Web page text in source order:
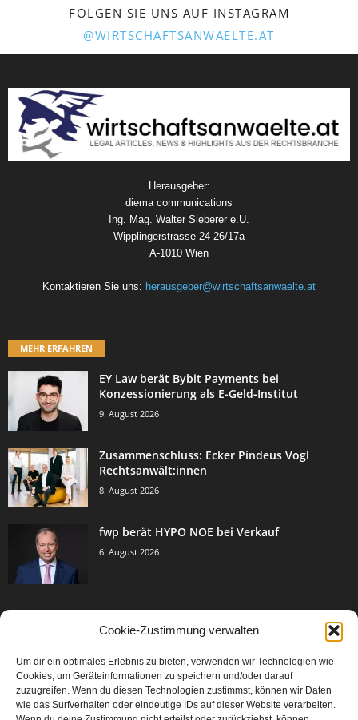
Cookie-Zustimmung verwalten
Um dir ein optimales Erlebnis zu bieten, verwenden wir Technologien wie
Cookies, um Geräteinformationen zu speichern und/oder darauf
zuzugreifen. Wenn du diesen Technologien zustimmst, können wir Daten
wie das Surfverhalten oder eindeutige IDs auf dieser Website verarbeiten.
FOLGEN SIE UNS AUF INSTAGRAM
@WIRTSCHAFTSANWAELTE.AT
Herausgeber:
diema communications
Ing. Mag. Walter Sieberer e.U.
Wipplingerstrasse 24-26/17a
A-1010 Wien
Kontaktieren Sie uns: herausgeber@wirtschaftsanwaelte.at
MEHR ERFAHREN
EY Law berät Bybit Payments bei
Konzessionierung als E-Geld-Institut
9. August 2026
Zusammenschluss: Ecker Pindeus Vogl
Rechtsanwält:innen
8. August 2026
fwp berät HYPO NOE bei Verkauf
6. August 2026
Events & Success 3005
Breaking News 2067
Aktuelles